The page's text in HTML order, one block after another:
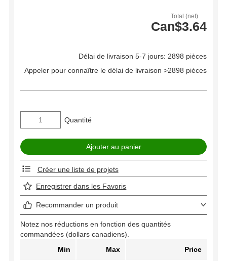
Total (net)
Can$3.64
Délai de livraison 5-7 jours: 2898 pièces
Appeler pour connaître le délai de livraison >2898 pièces
Quantité
Créer une liste de projets
Enregistrer dans les Favoris
Recommander un produit
Notez nos réductions en fonction des quantités
commandées (dollars canadiens).
Min
Max Price